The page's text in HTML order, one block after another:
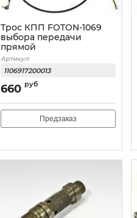
Трос КПП FOTON-1069
выбора передачи
прямой
Артикул:
1106917200013
660 руб
Предзаказ